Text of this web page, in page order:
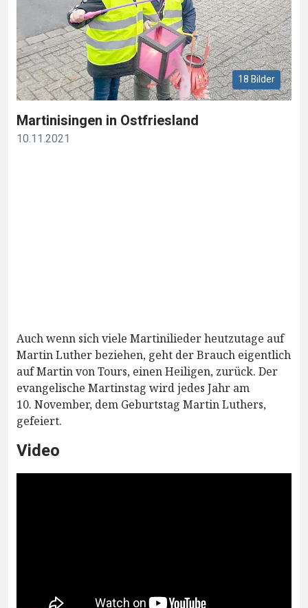
18 Bilder
Martinisingen in Ostfriesland
10.11.2021
Auch wenn sich viele Martinilieder heutzutage auf
Martin Luther beziehen, geht der Brauch eigentlich
auf Martin von Tours, einen Heiligen, zurück. Der
evangelische Martinstag wird jedes Jahr am
10. November, dem Geburtstag Martin Luthers,
gefeiert.
Video